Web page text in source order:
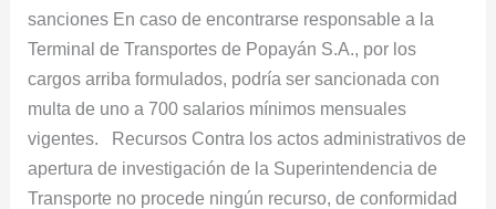
sanciones En caso de encontrarse responsable a la
Terminal de Transportes de Popayán S.A., por los
cargos arriba formulados, podría ser sancionada con
multa de uno a 700 salarios mínimos mensuales
vigentes. Recursos Contra los actos administrativos de
apertura de investigación de la Superintendencia de
Transporte no procede ningún recurso, de conformidad